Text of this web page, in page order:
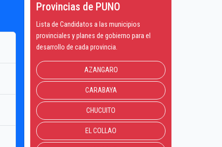
Provincias de PUNO
Lista de Candidatos a las municipios
provinciales y planes de gobierno para el
desarrollo de cada provincia.
AZANGARO
CARABAYA
CHUCUITO
EL COLLAO